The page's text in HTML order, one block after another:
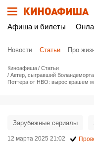
Афиша и билеты
Новости Статьи Про
Киноафиша
Статьи
Актер, сыгравший
Поттера от HBO: вырос крашем
Зарубежные сериалы
12 марта 2025 21:02